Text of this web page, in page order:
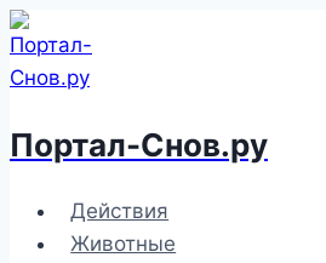
Перейти
к
содержимому
Портал-Снов.ру
Действия
Животные